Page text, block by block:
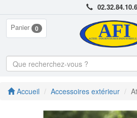
Panier 0
Accueil Accessoires extérieur